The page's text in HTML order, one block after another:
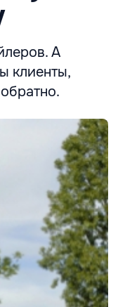
А
клиенты,